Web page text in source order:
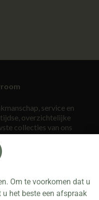
service en
overzichtelijke
collecties van ons
de koffie altijd klaar
opgeleid, bezitten
nog eens op de hoogte
ruim de tijd voor u om
Om te voorkomen dat u
het beste een afspraak